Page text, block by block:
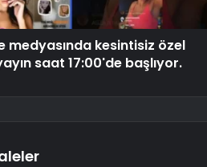
medyasında kesintisiz özel
saat 17:00'de başlıyor.